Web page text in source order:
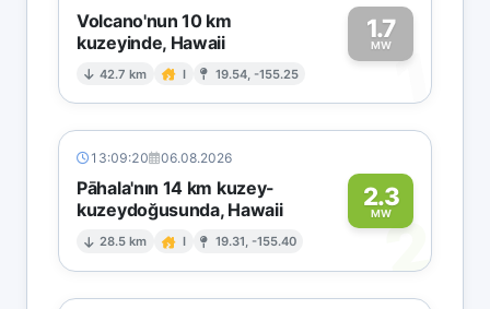
Volcano'nun 10 km
kuzeyinde, Hawaii
42.7 km I 19.54, -155.25
1.7
MW1
13:09:20 06.08.2026
Pāhala'nın 14 km kuzey-
kuzeydoğusunda, Hawaii
28.5 km I 19.31, -155.40
2.3
MW2